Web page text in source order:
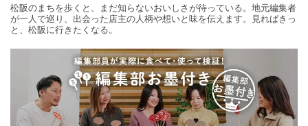
松阪のまちを歩くと、まだ知らないおいしさが待っている。地元編集者
が一人で巡り、出会った店主の人柄や想いと味を伝えます。見ればきっ
と、松阪に行きたくなる。